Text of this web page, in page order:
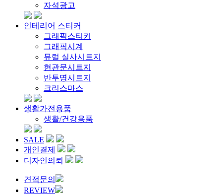
자석광고
인테리어 스티커
그래픽스티커
그래픽시계
뮤럴 실사시트지
현관문시트지
반투명시트지
크리스마스
생활가전용품
생활/건강용품
SALE
개인결제
디자인의뢰
견적문의
REVIEW